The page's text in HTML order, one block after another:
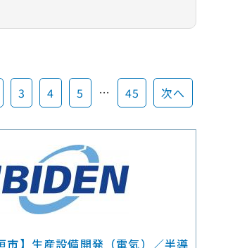
3 4 5 … 45 次へ
市】生産設備開発（電気）／半導